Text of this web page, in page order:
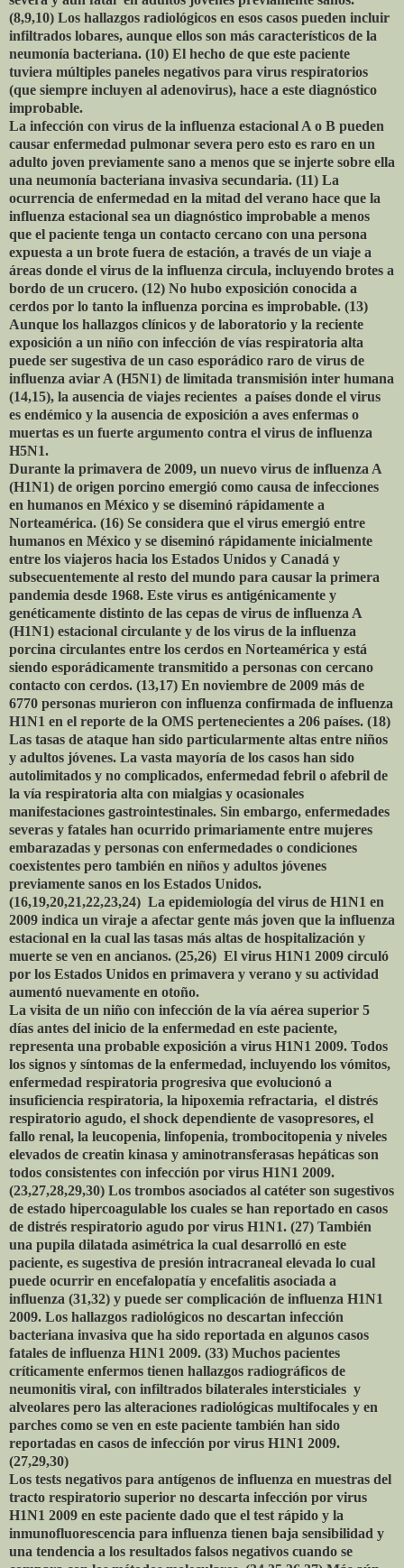
(8,9,10) Los hallazgos radiológicos en esos casos pueden incluir
infiltrados lobares, aunque ellos son más característicos de la
neumonía bacteriana. (10) El hecho de que este paciente
tuviera múltiples paneles negativos para virus respiratorios
(que siempre incluyen al adenovirus), hace a este diagnóstico
improbable.
La infección con virus de la influenza estacional A o B pueden
causar enfermedad pulmonar severa pero esto es raro en un
adulto joven previamente sano a menos que se injerte sobre ella
una neumonía bacteriana invasiva secundaria. (11) La
ocurrencia de enfermedad en la mitad del verano hace que la
influenza estacional sea un diagnóstico improbable a menos
que el paciente tenga un contacto cercano con una persona
expuesta a un brote fuera de estación, a través de un viaje a
áreas donde el virus de la influenza circula, incluyendo brotes a
bordo de un crucero. (12) No hubo exposición conocida a
cerdos por lo tanto la influenza porcina es improbable. (13)
Aunque los hallazgos clínicos y de laboratorio y la reciente
exposición a un niño con infección de vías respiratoria alta
puede ser sugestiva de un caso esporádico raro de virus de
influenza aviar A (H5N1) de limitada transmisión inter humana
(14,15), la ausencia de viajes recientes a países donde el virus
es endémico y la ausencia de exposición a aves enfermas o
muertas es un fuerte argumento contra el virus de influenza
H5N1.
Durante la primavera de 2009, un nuevo virus de influenza A
(H1N1) de origen porcino emergió como causa de infecciones
en humanos en México y se diseminó rápidamente a
Norteamérica. (16) Se considera que el virus emergió entre
humanos en México y se diseminó rápidamente inicialmente
entre los viajeros hacia los Estados Unidos y Canadá y
subsecuentemente al resto del mundo para causar la primera
pandemia desde 1968. Este virus es antigénicamente y
genéticamente distinto de las cepas de virus de influenza A
(H1N1) estacional circulante y de los virus de la influenza
porcina circulantes entre los cerdos en Norteamérica y está
siendo esporádicamente transmitido a personas con cercano
contacto con cerdos. (13,17) En noviembre de 2009 más de
6770 personas murieron con influenza confirmada de influenza
H1N1 en el reporte de la OMS pertenecientes a 206 países. (18)
Las tasas de ataque han sido particularmente altas entre niños
y adultos jóvenes. La vasta mayoría de los casos han sido
autolimitados y no complicados, enfermedad febril o afebril de
la vía respiratoria alta con mialgias y ocasionales
manifestaciones gastrointestinales. Sin embargo, enfermedades
severas y fatales han ocurrido primariamente entre mujeres
embarazadas y personas con enfermedades o condiciones
coexistentes pero también en niños y adultos jóvenes
previamente sanos en los Estados Unidos.
(16,19,20,21,22,23,24) La epidemiología del virus de H1N1 en
2009 indica un viraje a afectar gente más joven que la influenza
estacional en la cual las tasas más altas de hospitalización y
muerte se ven en ancianos. (25,26) El virus H1N1 2009 circuló
por los Estados Unidos en primavera y verano y su actividad
aumentó nuevamente en otoño.
La visita de un niño con infección de la vía aérea superior 5
días antes del inicio de la enfermedad en este paciente,
representa una probable exposición a virus H1N1 2009. Todos
los signos y síntomas de la enfermedad, incluyendo los vómitos,
enfermedad respiratoria progresiva que evolucionó a
insuficiencia respiratoria, la hipoxemia refractaria, el distrés
respiratorio agudo, el shock dependiente de vasopresores, el
fallo renal, la leucopenia, linfopenia, trombocitopenia y niveles
elevados de creatin kinasa y aminotransferasas hepáticas son
todos consistentes con infección por virus H1N1 2009.
(23,27,28,29,30) Los trombos asociados al catéter son sugestivos
de estado hipercoagulable los cuales se han reportado en casos
de distrés respiratorio agudo por virus H1N1. (27) También
una pupila dilatada asimétrica la cual desarrolló en este
paciente, es sugestiva de presión intracraneal elevada lo cual
puede ocurrir en encefalopatía y encefalitis asociada a
influenza (31,32) y puede ser complicación de influenza H1N1
2009. Los hallazgos radiológicos no descartan infección
bacteriana invasiva que ha sido reportada en algunos casos
fatales de influenza H1N1 2009. (33) Muchos pacientes
críticamente enfermos tienen hallazgos radiográficos de
neumonitis viral, con infiltrados bilaterales intersticiales y
alveolares pero las alteraciones radiológicas multifocales y en
parches como se ven en este paciente también han sido
reportadas en casos de infección por virus H1N1 2009.
(27,29,30)
Los tests negativos para antígenos de influenza en muestras del
tracto respiratorio superior no descarta infección por virus
H1N1 2009 en este paciente dado que el test rápido y la
inmunofluorescencia para influenza tienen baja sensibilidad y
una tendencia a los resultados falsos negativos cuando se